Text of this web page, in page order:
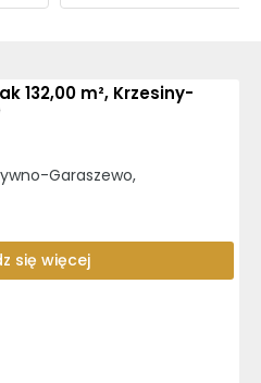
132,00 m², Krzesiny-
Garaszewo,
się więcej